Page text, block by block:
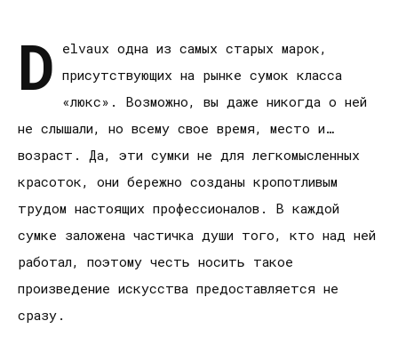
D elvaux одна из самых старых марок,
присутствующих на рынке сумок класса
«люкс». Возможно, вы даже никогда о ней
не слышали, но всему свое время, место и…
возраст. Да, эти сумки не для легкомысленных
красоток, они бережно созданы кропотливым
трудом настоящих профессионалов. В каждой
сумке заложена частичка души того, кто над ней
работал, поэтому честь носить такое
произведение искусства предоставляется не
сразу.